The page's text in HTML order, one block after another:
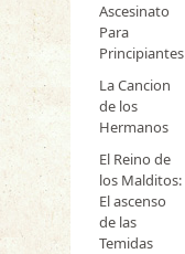
Ascesinato
Para
Principiantes
La Cancion
de los
Hermanos
El Reino de
los Malditos:
El ascenso
de las
Temidas